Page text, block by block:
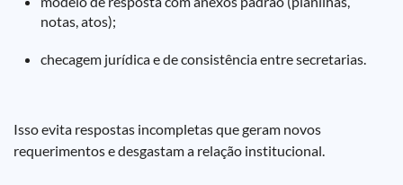
notas, atos);
checagem jurídica e de consistência entre secretarias.
Isso evita respostas incompletas que geram novos
requerimentos e desgastam a relação institucional.